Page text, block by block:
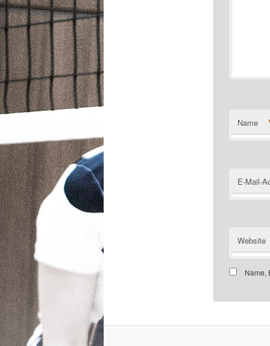
Name
E-Mail-
Website
Name,